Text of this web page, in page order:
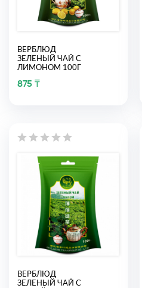
ВЕРБЛЮД
ЗЕЛЕНЫЙ ЧАЙ С
ЛИМОНОМ 100Г
875 ₸
ВЕРБЛЮД
ЗЕЛЕНЫЙ ЧАЙ С